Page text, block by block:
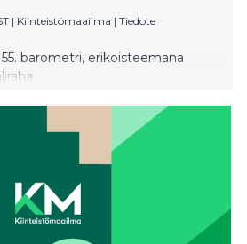
| Kiinteistömaailma | Tiedote
barometri, erikoisteemana